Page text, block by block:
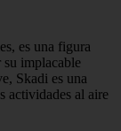
es una figura
implacable
Skadi es una
actividades al aire